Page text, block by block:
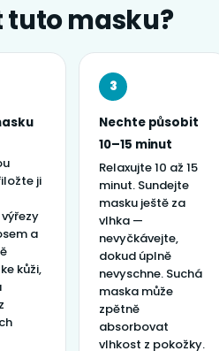
tuto masku?
ji
a
kůži,
3
Nechte působit
10–15 minut
Relaxujte 10 až 15
minut. Sundejte
masku ještě za
vlhka —
nevyčkávejte,
dokud úplně
nevyschne. Suchá
maska může
zpětně
absorbovat
vlhkost z pokožky.